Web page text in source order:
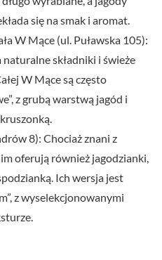
się na smak i aromat.
W Mące (ul. Puławska 105):
składniki i świeże
W Mące są często
z grubą warstwą jagód i
8): Chociaż znani z
oferują również jagodzianki,
Ich wersja jest
z wyselekcjonowanymi